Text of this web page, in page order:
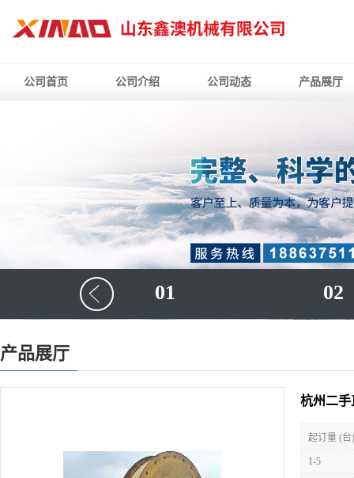
公司首页 公司介绍 公司动态 产品展厅
01 02
产品展厅
杭州二手
起订量 (台)
1-5